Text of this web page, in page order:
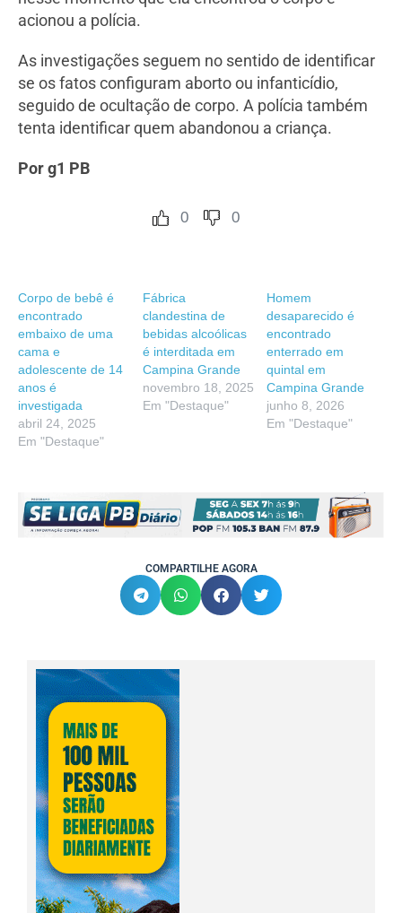
acionou a polícia.
As investigações seguem no sentido de identificar
se os fatos configuram aborto ou infanticídio,
seguido de ocultação de corpo. A polícia também
tenta identificar quem abandonou a criança.
Por g1 PB
0 0
Corpo de bebê é
encontrado
embaixo de uma
cama e
adolescente de 14
anos é
investigada
abril 24, 2025
Em "Destaque"
Fábrica
clandestina de
bebidas alcoólicas
é interditada em
Campina Grande
novembro 18, 2025
Em "Destaque"
Homem
desaparecido é
encontrado
enterrado em
quintal em
Campina Grande
junho 8, 2026
Em "Destaque"
COMPARTILHE AGORA